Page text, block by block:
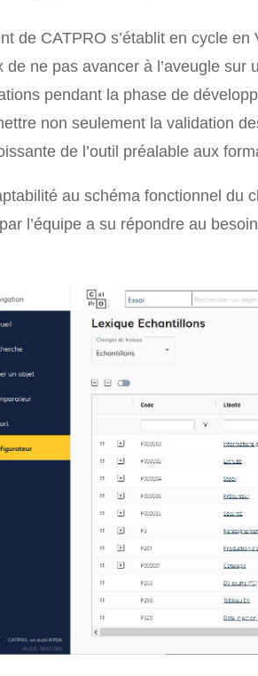
de CATPRO s’établit en cycle
de ne pas avancer à l’aveugle sur
pendant la phase de
non seulement la validation
de l’outil préalable aux
au schéma fonctionnel
l’équipe a su répondre au